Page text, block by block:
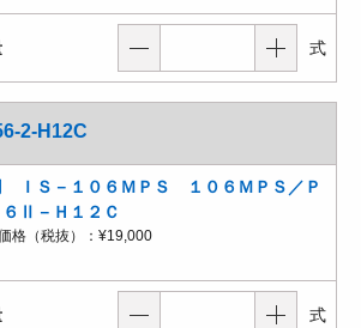
式
2-H12C
ＩＳ－１０６ＭＰＳ １０６ＭＰＳ／Ｐ
６Ⅱ－Ｈ１２Ｃ
格（税抜）： ¥19,000
式